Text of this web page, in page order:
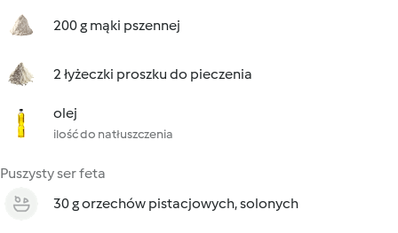
200 g mąki pszennej
2 łyżeczki proszku do pieczenia
olej
ilość do natłuszczenia
Puszysty ser feta
30 g orzechów pistacjowych, solonych